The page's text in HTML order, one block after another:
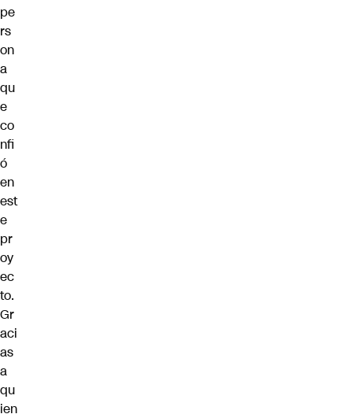
pe
rs
on
a
qu
e
co
nfi
ó
en
est
e
pr
oy
ec
to.
Gr
aci
as
a
qu
ien